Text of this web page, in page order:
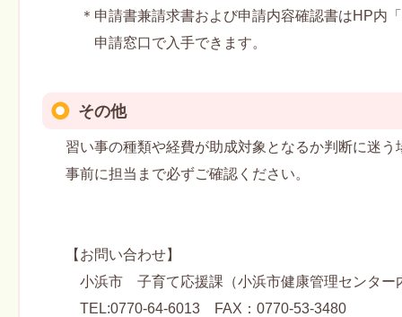
＊申請書兼請求書および申請内容確認書はHP内「
申請窓口で入手できます。
その他
習い事の種類や経費が助成対象となるか判断に迷う
事前に担当まで必ずご確認ください。
【お問い合わせ】
小浜市 子育て応援課（小浜市健康管理センター
TEL:0770-64-6013 FAX：0770-53-3480